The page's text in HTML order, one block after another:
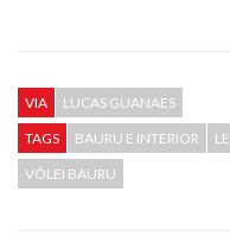
VIA
LUCAS GUANAES
TAGS
BAURU E INTERIOR LE
VÔLEI BAURU